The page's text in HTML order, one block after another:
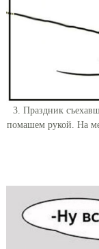
3. Праздник
помашем рукой. На